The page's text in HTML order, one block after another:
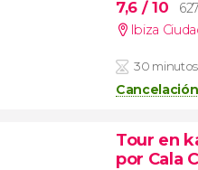
7,6 / 10
Ibiza
30 minutos
Tour en
por Cala